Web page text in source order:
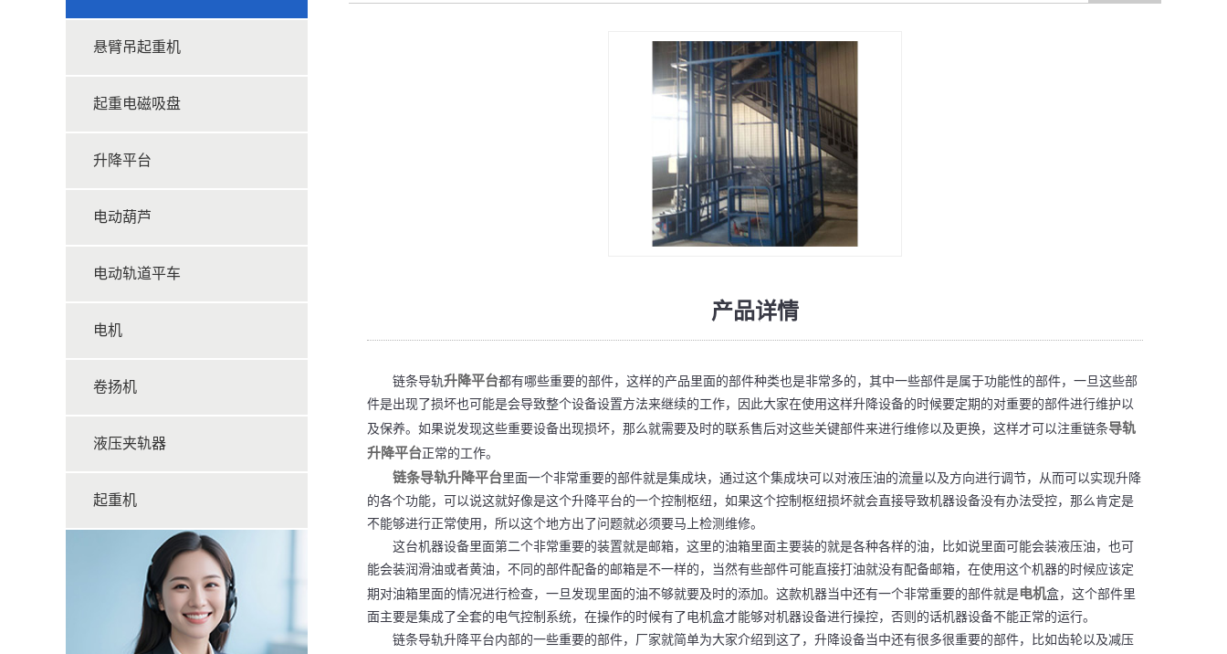
悬臂吊起重机
起重电磁吸盘
升降平台
电动葫芦
电动轨道平车
电机
卷扬机
液压夹轨器
起重机
产品详情
链条导轨升降平台都有哪些重要的部件，这样的产品里面的部件种类也是非常多的，其中一些部件是属于功能性的部件，一旦这些部
件是出现了损坏也可能是会导致整个设备设置方法来继续的工作，因此大家在使用这样升降设备的时候要定期的对重要的部件进行维护以
及保养。如果说发现这些重要设备出现损坏，那么就需要及时的联系售后对这些关键部件来进行维修以及更换，这样才可以注重链条导轨
升降平台正常的工作。
链条导轨升降平台里面一个非常重要的部件就是集成块，通过这个集成块可以对液压油的流量以及方向进行调节，从而可以实现升降
的各个功能，可以说这就好像是这个升降平台的一个控制枢纽，如果这个控制枢纽损坏就会直接导致机器设备没有办法受控，那么肯定是
不能够进行正常使用，所以这个地方出了问题就必须要马上检测维修。
这台机器设备里面第二个非常重要的装置就是邮箱，这里的油箱里面主要装的就是各种各样的油，比如说里面可能会装液压油，也可
能会装润滑油或者黄油，不同的部件配备的邮箱是不一样的，当然有些部件可能直接打油就没有配备邮箱，在使用这个机器的时候应该定
期对油箱里面的情况进行检查，一旦发现里面的油不够就要及时的添加。这款机器当中还有一个非常重要的部件就是电机盒，这个部件里
面主要是集成了全套的电气控制系统，在操作的时候有了电机盒才能够对机器设备进行操控，否则的话机器设备不能正常的运行。
链条导轨升降平台内部的一些重要的部件，厂家就简单为大家介绍到这了，升降设备当中还有很多很重要的部件，比如齿轮以及减压